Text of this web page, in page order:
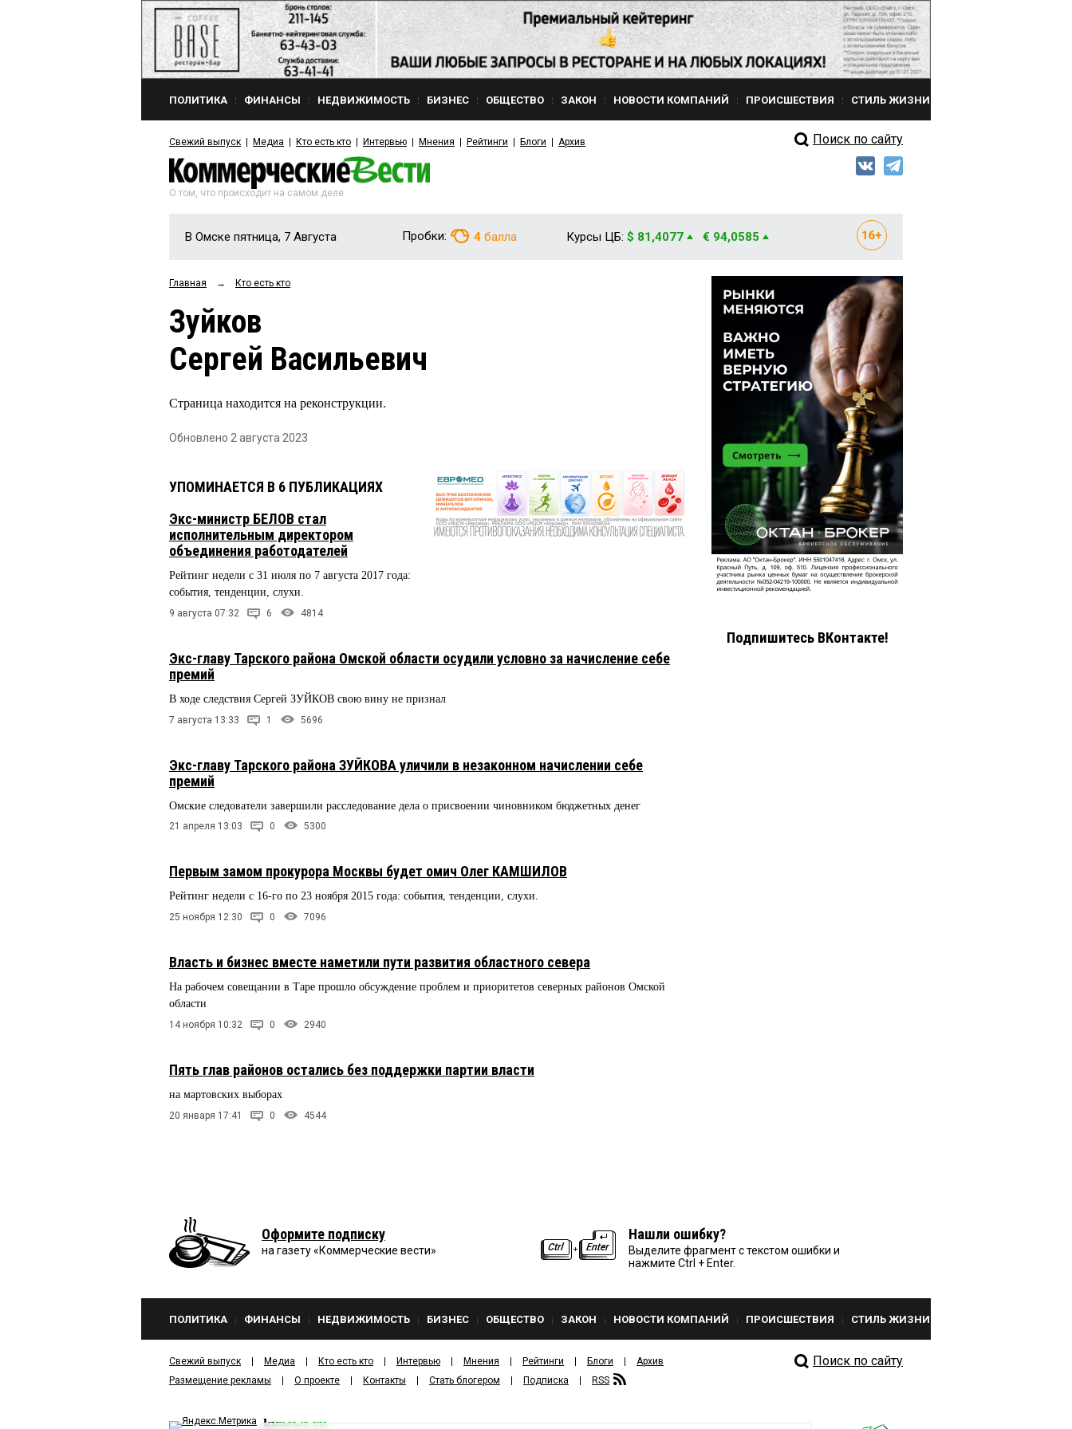
ПОЛИТИКА ФИНАНСЫ НЕДВИЖИМОСТЬ БИЗНЕС ОБЩЕСТВО ЗАКОН НОВОСТИ КОМПАНИЙ ПРОИСШЕСТВИЯ СТИЛЬ ЖИЗНИ
Свежий выпуск Медиа Кто есть кто Интервью Мнения Рейтинги Блоги Архив Поиск по сайту
О том, что происходит на самом деле
В Омске пятница, 7 Августа Пробки: 4 балла Курсы ЦБ: $ 81,4077 € 94,0585
Главная → Кто есть кто
Зуйков
Сергей Васильевич
Страница находится на реконструкции.
Обновлено 2 августа 2023
УПОМИНАЕТСЯ В 6 ПУБЛИКАЦИЯХ
Экс-министр БЕЛОВ стал
исполнительным директором
объединения работодателей
Рейтинг недели с 31 июля по 7 августа 2017 года:
события, тенденции, слухи.
9 августа 07:32 6 4814
Экс-главу Тарского района Омской области осудили условно за начисление себе
премий
В ходе следствия Сергей ЗУЙКОВ свою вину не признал
7 августа 13:33 1 5696
Экс-главу Тарского района ЗУЙКОВА уличили в незаконном начислении себе
премий
Омские следователи завершили расследование дела о присвоении чиновником бюджетных денег
21 апреля 13:03 0 5300
Первым замом прокурора Москвы будет омич Олег КАМШИЛОВ
Рейтинг недели с 16-го по 23 ноября 2015 года: события, тенденции, слухи.
25 ноября 12:30 0 7096
Власть и бизнес вместе наметили пути развития областного севера
На рабочем совещании в Таре прошло обсуждение проблем и приоритетов северных районов Омской
области
14 ноября 10:32 0 2940
Пять глав районов остались без поддержки партии власти
на мартовских выборах
20 января 17:41 0 4544
Подпишитесь ВКонтакте!
Оформите подписку
на газету «Коммерческие вести»
Нашли ошибку?
Выделите фрагмент с текстом ошибки и
нажмите Ctrl + Enter.
ПОЛИТИКА ФИНАНСЫ НЕДВИЖИМОСТЬ БИЗНЕС ОБЩЕСТВО ЗАКОН НОВОСТИ КОМПАНИЙ ПРОИСШЕСТВИЯ СТИЛЬ ЖИЗНИ
Свежий выпуск Медиа Кто есть кто Интервью Мнения Рейтинги Блоги
Архив
Размещение рекламы
О проекте Контакты Стать блогером Подписка RSS
Поиск по сайту
kvnews.ru